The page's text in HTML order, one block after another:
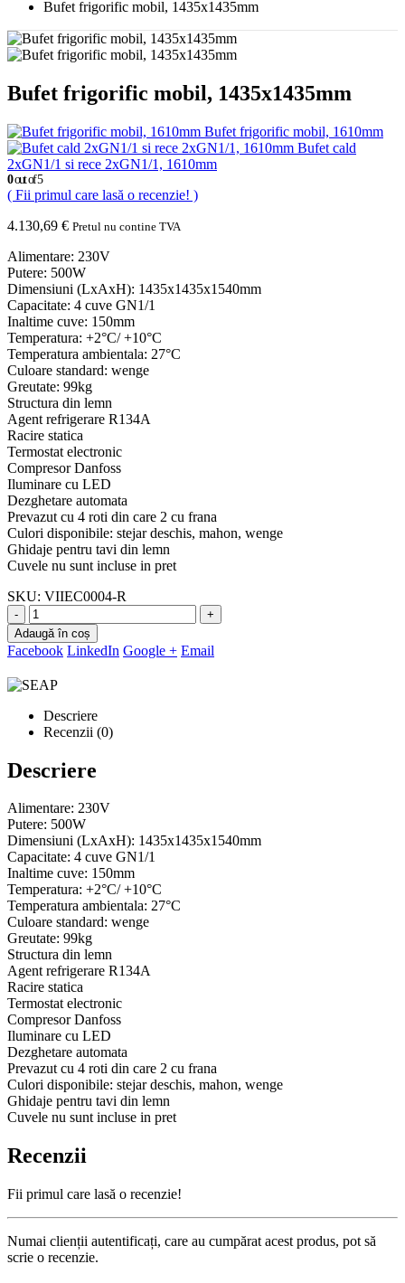
Bufet frigorific mobil, 1435x1435mm
Bufet frigorific mobil, 1435x1435mm
Bufet frigorific mobil, 1610mm
Bufet cald
2xGN1/1 si rece 2xGN1/1, 1610mm
0out of 5
( Fii primul care lasă o recenzie! )
4.130,69 € Pretul nu contine TVA
Alimentare: 230V
Putere: 500W
Dimensiuni (LxAxH): 1435x1435x1540mm
Capacitate: 4 cuve GN1/1
Inaltime cuve: 150mm
Temperatura: +2°C/ +10°C
Temperatura ambientala: 27°C
Culoare standard: wenge
Greutate: 99kg
Structura din lemn
Agent refrigerare R134A
Racire statica
Termostat electronic
Compresor Danfoss
Iluminare cu LED
Dezghetare automata
Prevazut cu 4 roti din care 2 cu frana
Culori disponibile: stejar deschis, mahon, wenge
Ghidaje pentru tavi din lemn
Cuvele nu sunt incluse in pret
SKU: VIIEC0004-R
-
+
Adaugă în coș
Facebook LinkedIn Google + Email
Descriere
Recenzii (0)
Descriere
Alimentare: 230V
Putere: 500W
Dimensiuni (LxAxH): 1435x1435x1540mm
Capacitate: 4 cuve GN1/1
Inaltime cuve: 150mm
Temperatura: +2°C/ +10°C
Temperatura ambientala: 27°C
Culoare standard: wenge
Greutate: 99kg
Structura din lemn
Agent refrigerare R134A
Racire statica
Termostat electronic
Compresor Danfoss
Iluminare cu LED
Dezghetare automata
Prevazut cu 4 roti din care 2 cu frana
Culori disponibile: stejar deschis, mahon, wenge
Ghidaje pentru tavi din lemn
Cuvele nu sunt incluse in pret
Recenzii
Fii primul care lasă o recenzie!
Numai clienții autentificați, care au cumpărat acest produs, pot să
scrie o recenzie.